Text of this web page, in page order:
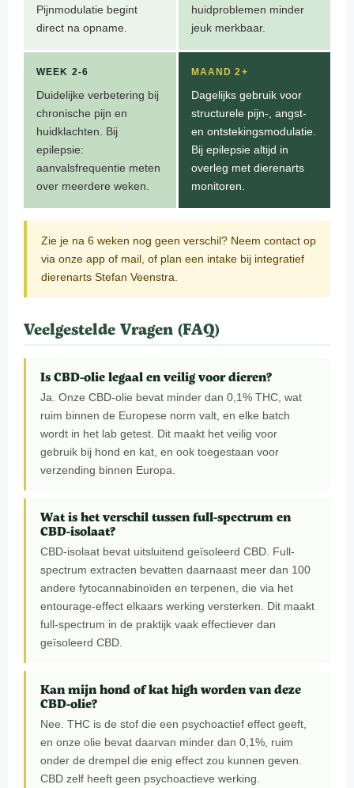
Pijnmodulatie begint
direct na opname.
huidproblemen minder
jeuk merkbaar.
WEEK 2-6
Duidelijke verbetering bij
chronische pijn en
huidklachten. Bij
epilepsie:
aanvalsfrequentie meten
over meerdere weken.
MAAND 2+
Dagelijks gebruik voor
structurele pijn-, angst-
en ontstekingsmodulatie.
Bij epilepsie altijd in
overleg met dierenarts
monitoren.
Zie je na 6 weken nog geen verschil? Neem contact op
via onze app of mail, of plan een intake bij integratief
dierenarts Stefan Veenstra.
Veelgestelde Vragen (FAQ)
Is CBD-olie legaal en veilig voor dieren?
Ja. Onze CBD-olie bevat minder dan 0,1% THC, wat
ruim binnen de Europese norm valt, en elke batch
wordt in het lab getest. Dit maakt het veilig voor
gebruik bij hond en kat, en ook toegestaan voor
verzending binnen Europa.
Wat is het verschil tussen full-spectrum en
CBD-isolaat?
CBD-isolaat bevat uitsluitend geïsoleerd CBD. Full-
spectrum extracten bevatten daarnaast meer dan 100
andere fytocannabinoïden en terpenen, die via het
entourage-effect elkaars werking versterken. Dit maakt
full-spectrum in de praktijk vaak effectiever dan
geïsoleerd CBD.
Kan mijn hond of kat high worden van deze
CBD-olie?
Nee. THC is de stof die een psychoactief effect geeft,
en onze olie bevat daarvan minder dan 0,1%, ruim
onder de drempel die enig effect zou kunnen geven.
CBD zelf heeft geen psychoactieve werking.